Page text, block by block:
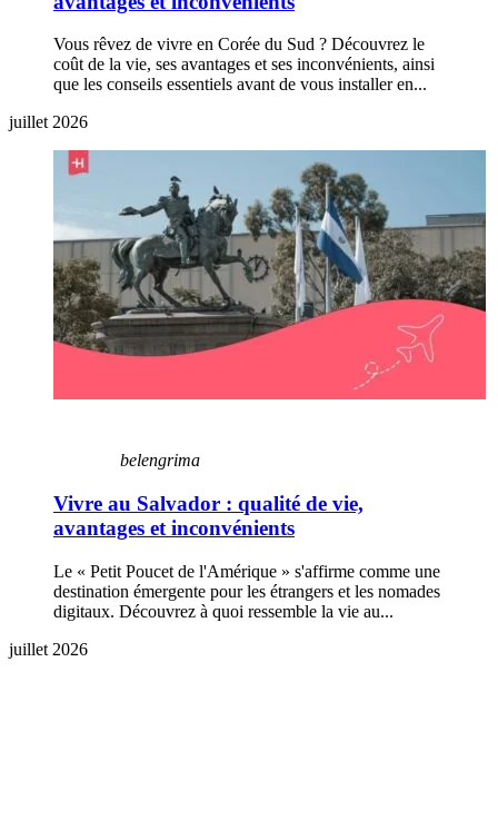
Vous rêvez de vivre en Corée du Sud ? Découvrez le
coût de la vie, ses avantages et ses inconvénients, ainsi
que les conseils essentiels avant de vous installer en...
juillet 2026
belengrima
Vivre au Salvador : qualité de vie,
avantages et inconvénients
Le « Petit Poucet de l'Amérique » s'affirme comme une
destination émergente pour les étrangers et les nomades
digitaux. Découvrez à quoi ressemble la vie au...
juillet 2026